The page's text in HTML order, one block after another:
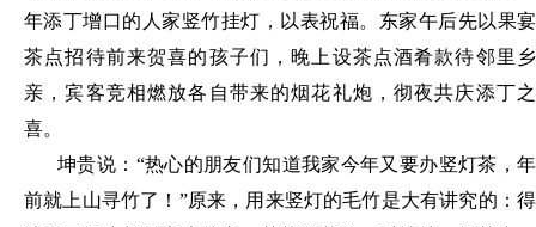
年添丁增口的人家竖竹挂灯，以表祝福。东家午后先以果宴
茶点招待前来贺喜的孩子们，晚上设茶点酒肴款待邻里乡
亲，宾客竞相燃放各自带来的烟花礼炮，彻夜共庆添丁之
喜。
坤贵说： “热心的朋友们知道我家今年又要办竖灯茶，年
前就上山寻竹了！”原来，用来竖灯的毛竹是大有讲究的：得